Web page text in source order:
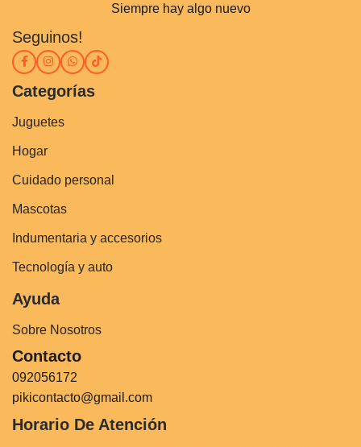
Siempre hay algo nuevo
Seguinos!
Categorías
Juguetes
Hogar
Cuidado personal
Mascotas
Indumentaria y accesorios
Tecnología y auto
Ayuda
Sobre Nosotros
Contacto
092056172
pikicontacto@gmail.com
Horario De Atención